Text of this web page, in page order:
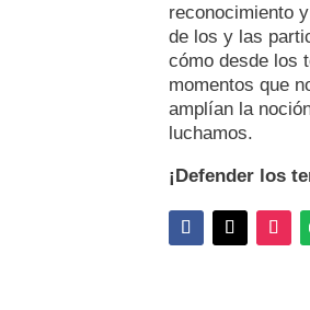
reconocimiento
de los y las
cómo desde los
momentos que
amplían la
luchamos.
¡Defender los